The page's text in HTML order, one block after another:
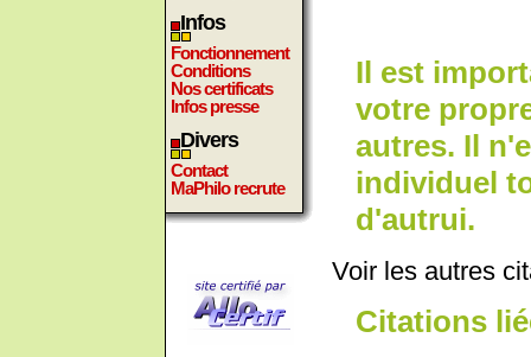
Infos
Fonctionnement
Conditions
Nos certificats
Infos presse
Divers
Contact
MaPhilo recrute
Il est
votre
autres. Il
individuel
d'autrui.
Voir les autres
Citations